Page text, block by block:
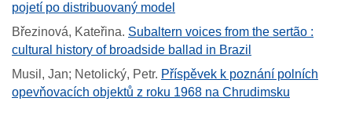
pojetí po distribuovaný model
Březinová, Kateřina. Subaltern voices from the sertão :
cultural history of broadside ballad in Brazil
Musil, Jan; Netolický, Petr. Příspěvek k poznání polních
opevňovacích objektů z roku 1968 na Chrudimsku